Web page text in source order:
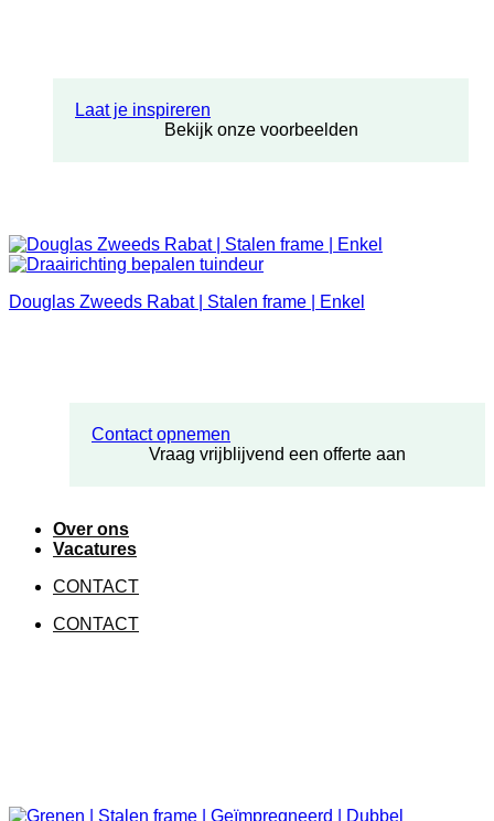
Laat je inspireren
Bekijk onze voorbeelden
Contact opnemen
Vraag vrijblijvend een offerte aan
Over ons
Vacatures
CONTACT
CONTACT
Douglas Zweeds Rabat | Stalen frame | Enkel